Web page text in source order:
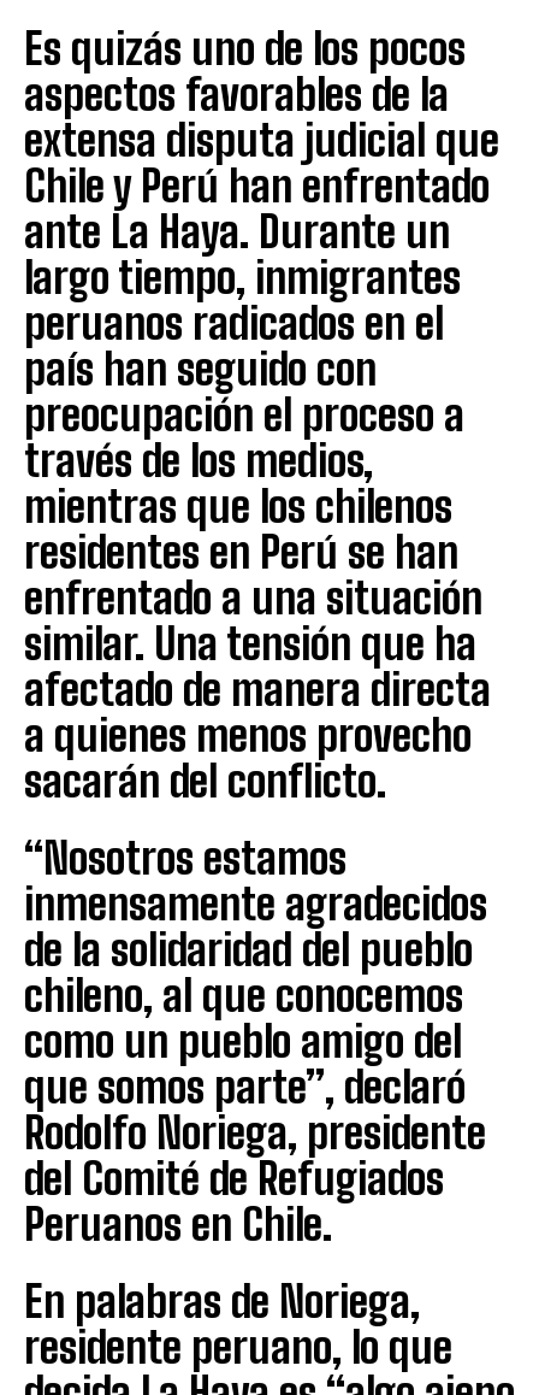
Es quizás uno de los pocos
aspectos favorables de la
extensa disputa judicial que
Chile y Perú han enfrentado
ante La Haya. Durante un
largo tiempo, inmigrantes
peruanos radicados en el
país han seguido con
preocupación el proceso a
través de los medios,
mientras que los chilenos
residentes en Perú se han
enfrentado a una situación
similar. Una tensión que ha
afectado de manera directa
a quienes menos provecho
sacarán del conflicto.
“Nosotros estamos
inmensamente agradecidos
de la solidaridad del pueblo
chileno, al que conocemos
como un pueblo amigo del
que somos parte”, declaró
Rodolfo Noriega, presidente
del Comité de Refugiados
Peruanos en Chile.
En palabras de Noriega,
residente peruano, lo que